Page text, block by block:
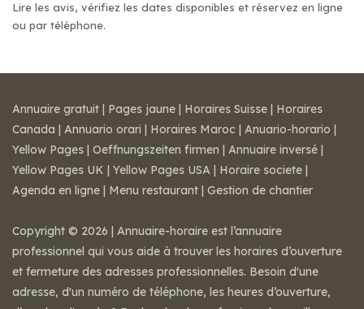
Lire les avis, vérifiez les dates disponibles et réservez en ligne
ou par téléphone.
Annuaire gratuit | Pages jaune | Horaires Suisse | Horaires
Canada | Annuario orari | Horaires Maroc | Anuario-horario |
Yellow Pages | Oeffnungszeiten firmen | Annuaire inversé |
Yellow Pages UK | Yellow Pages USA | Horaire societe |
Agenda en ligne | Menu restaurant | Gestion de chantier
Copyright © 2026 | Annuaire-horaire est l’annuaire
professionnel qui vous aide à trouver les horaires d’ouverture
et fermeture des adresses professionnelles. Besoin d'une
adresse, d'un numéro de téléphone, les heures d’ouverture,